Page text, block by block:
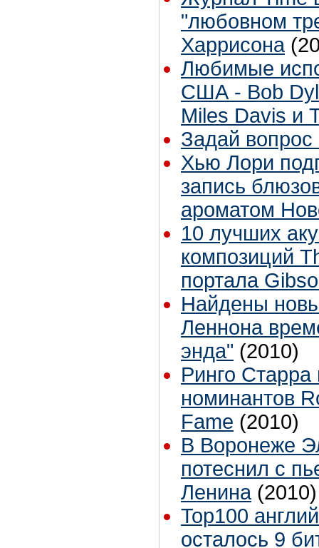
"любовном
Харрисона
Любимые
США - Bob
Miles Davis и
Задай
Хью Лори
запись
ароматом
10 лучших
композиций
портала
Найдены
Леннона
энда" (2010)
Ринго Старра
номинантов
Fame (2010)
В Воронеже
потеснил с
Ленина (2010)
Top100
осталось 9